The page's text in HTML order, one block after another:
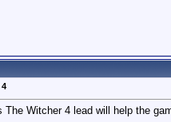
The Witcher 4 lead will help the